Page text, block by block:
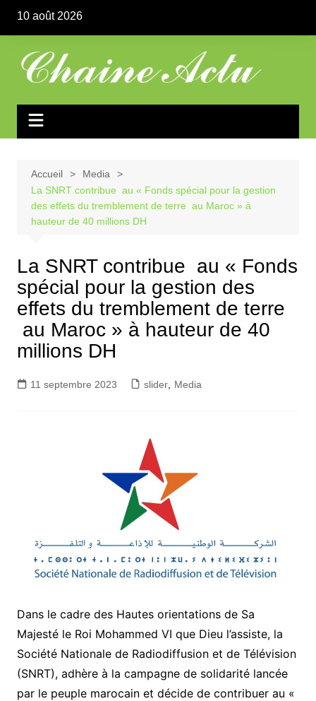
contenu
10 août 2026
Accueil
Media
La SNRT contribue au « Fonds spécial pour la gestion
des effets du tremblement de terre au Maroc » à
hauteur de 40 millions DH
La SNRT contribue au « Fonds
spécial pour la gestion des
effets du tremblement de terre
au Maroc » à hauteur de 40
millions DH
11 septembre 2023 slider, Media
Dans le cadre des Hautes orientations de Sa
Majesté le Roi Mohammed VI que Dieu l’assiste, la
Société Nationale de Radiodiffusion et de Télévision
(SNRT), adhère à la campagne de solidarité lancée
par le peuple marocain et décide de contribuer au «